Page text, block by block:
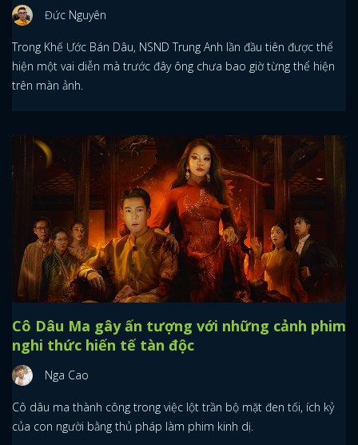
Đức Nguyên
Trong Khế Ước Bán Dâu, NSND Trung Anh lần đầu tiên được thể
hiện một vai diễn mà trước đây ông chưa bao giờ từng thể hiện
trên màn ảnh.
Cô Dâu Ma gây ấn tượng với những cảnh phim
nghi thức hiến tế tàn độc
Nga Cao
Cô dâu ma thành công trong việc lột trần bộ mặt đen tối, ích kỷ
của con người bằng thủ pháp làm phim kinh dị.